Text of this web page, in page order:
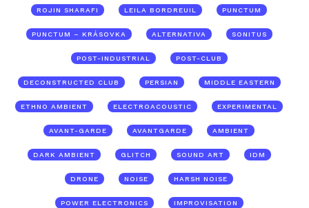
ROJIN SHARAFI LEILA BORDREUIL PUNCTUM
PUNCTUM – KRÁSOVKA ALTERNATIVA SONITUS
POST-INDUSTRIAL POST-CLUB
DECONSTRUCTED CLUB PERSIAN MIDDLE EASTERN
ETHNO AMBIENT ELECTROACOUSTIC EXPERIMENTAL
AVANT-GARDE AVANTGARDE AMBIENT
DARK AMBIENT GLITCH SOUND ART IDM
DRONE NOISE HARSH NOISE
POWER ELECTRONICS IMPROVISATION